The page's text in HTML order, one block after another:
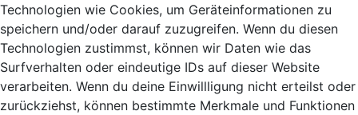
Technologien wie Cookies, um Geräteinformationen zu
speichern und/oder darauf zuzugreifen. Wenn du diesen
Technologien zustimmst, können wir Daten wie das
Surfverhalten oder eindeutige IDs auf dieser Website
verarbeiten. Wenn du deine Einwillligung nicht erteilst oder
zurückziehst, können bestimmte Merkmale und Funktionen